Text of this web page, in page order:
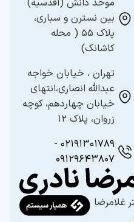
موحد دانش (اقدسیه)
بین نسترن و سباری،
پلاک ۵۵ ( محله
کاشانک)
تهران ، خیابان خواجه
عبدالله انصاری،انتهای
خیابان چهاردهم، کوچه
زروان، پلاک ۱۲
۰۲۱۹۱۳۰۱۷۸۹ -
۰۹۱۲۹۶۴۳۸۰۷
غلامرضا